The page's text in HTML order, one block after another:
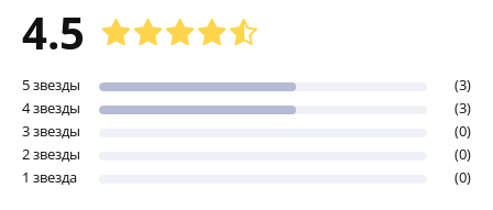
4.5
5 звезды
(3)
4 звезды
(3)
3 звезды
(0)
2 звезды
(0)
1 звезда
(0)